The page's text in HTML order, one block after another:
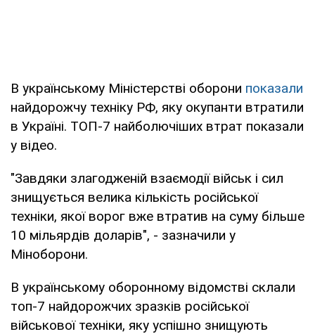
В українському Міністерстві оборони показали
найдорожчу техніку РФ, яку окупанти втратили
в Україні. ТОП-7 найболючіших втрат показали
у відео.
"Завдяки злагодженій взаємодії військ і сил
знищується велика кількість російської
техніки, якої ворог вже втратив на суму більше
10 мільярдів доларів", - зазначили у
Міноборони.
В українському оборонному відомстві склали
топ-7 найдорожчих зразків російської
військової техніки, яку успішно знищують